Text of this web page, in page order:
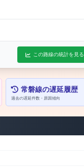
この路線の統計を見る
常磐線の遅延履歴
過去の遅延件数・原因傾向